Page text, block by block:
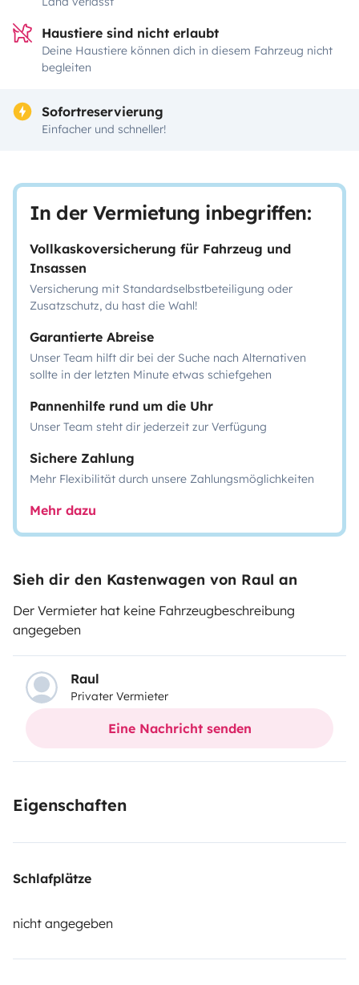
Haustiere sind nicht erlaubt
Deine Haustiere können dich in diesem Fahrzeug nicht
begleiten
Sofortreservierung
Einfacher und schneller!
In der Vermietung inbegriffen:
Vollkaskoversicherung für Fahrzeug und
Insassen
Versicherung mit Standardselbstbeteiligung oder
Zusatzschutz, du hast die Wahl!
Garantierte Abreise
Unser Team hilft dir bei der Suche nach Alternativen
sollte in der letzten Minute etwas schiefgehen
Pannenhilfe rund um die Uhr
Unser Team steht dir jederzeit zur Verfügung
Sichere Zahlung
Mehr Flexibilität durch unsere Zahlungsmöglichkeiten
Mehr dazu
Sieh dir den Kastenwagen von Raul an
Der Vermieter hat keine Fahrzeugbeschreibung
angegeben
Raul
Privater Vermieter
Eine Nachricht senden
Eigenschaften
Schlafplätze
nicht angegeben